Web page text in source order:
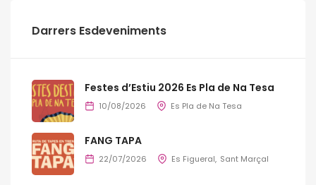
Darrers Esdeveniments
Festes d’Estiu 2026 Es Pla de Na Tesa
10/08/2026 Es Pla de Na Tesa
FANG TAPA
22/07/2026 Es Figueral Sant Marçal